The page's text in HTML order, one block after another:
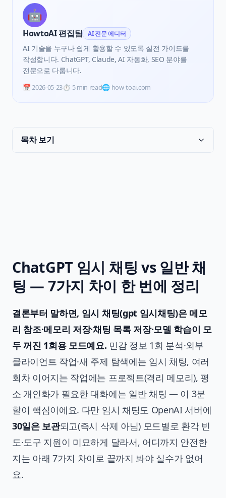
🤖
HowtoAI 편집팀 AI 전문 에디터
AI 기술을 누구나 쉽게 활용할 수 있도록 실전 가이드를
작성합니다. ChatGPT, Claude, AI 자동화, SEO 분야를
전문으로 다룹니다.
📅2026-05-23⏱️ 5 min read🌐 how-toai.com
목차 보기
ChatGPT 임시 채팅 vs 일반 채
팅 — 7가지 차이 한 번에 정리
결론부터 말하면, 임시 채팅(gpt 임시채팅)은 메모
리 참조·메모리 저장·채팅 목록 저장·모델 학습이 모
두 꺼진 1회용 모드예요. 민감 정보 1회 분석·외부
클라이언트 작업·새 주제 탐색에는 임시 채팅, 여러
회차 이어지는 작업에는 프로젝트(격리 메모리), 평
소 개인화가 필요한 대화에는 일반 채팅 — 이 3분
할이 핵심이에요. 다만 임시 채팅도 OpenAI 서버에
30일은 보관되고(즉시 삭제 아님) 모드별로 환각 빈
도·도구 지원이 미묘하게 달라서, 어디까지 안전한
지는 아래 7가지 차이로 끝까지 봐야 실수가 없어
요.